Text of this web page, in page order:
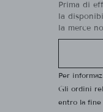
Prima di
la
la merce
Per
Gli ordini
entro la fine